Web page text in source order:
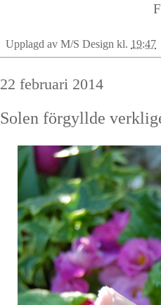
Upplagd av M/S Design kl. 19:47
22 februari 2014
Solen förgyllde